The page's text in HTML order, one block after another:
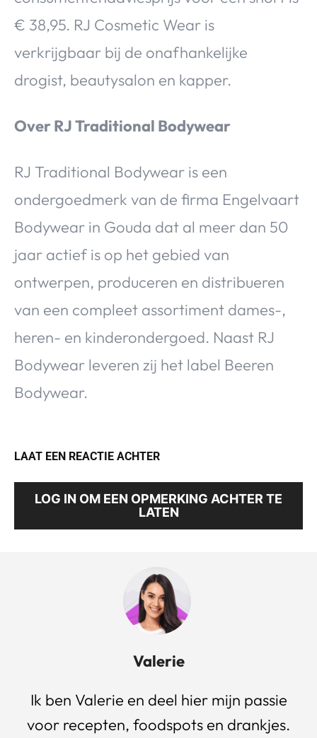
€ 38,95. RJ Cosmetic Wear is
verkrijgbaar bij de onafhankelijke
drogist, beautysalon en kapper.
Over RJ Traditional Bodywear
RJ Traditional Bodywear is een
ondergoedmerk van de firma Engelvaart
Bodywear in Gouda dat al meer dan 50
jaar actief is op het gebied van
ontwerpen, produceren en distribueren
van een compleet assortiment dames-,
heren- en kinderondergoed. Naast RJ
Bodywear leveren zij het label Beeren
Bodywear.
LAAT EEN REACTIE ACHTER
LOG IN OM EEN OPMERKING ACHTER TE
LATEN
Valerie
Ik ben Valerie en deel hier mijn passie
voor recepten, foodspots en drankjes.